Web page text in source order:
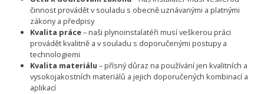
činnost provádět v souladu s obecně uznávanými a platnými
zákony a předpisy
Kvalita práce– naši plynoinstalatéři musí veškerou práci
provádět kvalitně a v souladu s doporučenými postupy a
technologiemi
Kvalita materiálu – přísný důraz na používání jen kvalitních a
vysokojakostních materiálů a jejich doporučených kombinací a
aplikací